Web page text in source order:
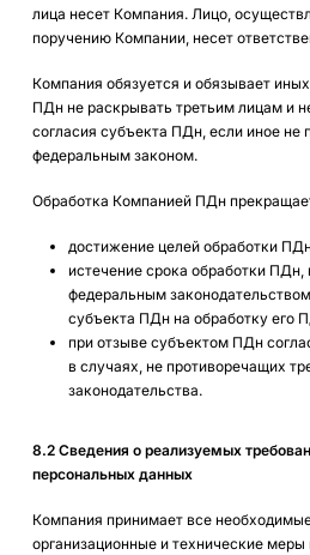
лица несет Компания. Лицо,
поручению Компании, несет
Компания обязуется и обязывает
ПДн не раскрывать третьим лицам и
согласия субъекта ПДн, если иное не
федеральным законом.
Обработка Компанией ПДн
достижение целей обработки
истечение срока обработки ПДн,
федеральным
субъекта ПДн на обработку его
при отзыве субъектом ПДн
в случаях, не противоречащих
законодательства.
8.2 Сведения о реализуемых
персональных данных
Компания принимает все
организационные и технические